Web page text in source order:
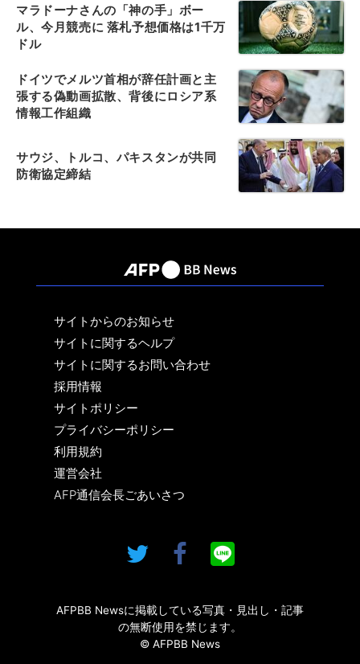
マラドーナさんの「神の手」ボー
ル、今月競売に 落札予想価格は1千万
ドル
ドイツでメルツ首相が辞任計画と主
張する偽動画拡散、背後にロシア系
情報工作組織
サウジ、トルコ、パキスタンが共同
防衛協定締結
サイトからのお知らせ
サイトに関するヘルプ
サイトに関するお問い合わせ
採用情報
サイトポリシー
プライバシーポリシー
利用規約
運営会社
AFP通信会長ごあいさつ
AFPBB Newsに掲載している写真・見出し・記事
の無断使用を禁じます。
© AFPBB News